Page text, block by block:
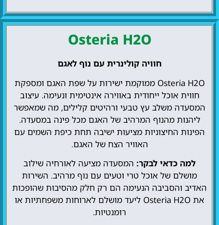
Osteria H2O
חוויה קולינרית עם נוף לאגם
Osteria H2O ממוקמת ישירות על שפת האגם ומספקת
חווית אוכל ייחודית באווירה אינטימית ונעימה. עיצוב
המסעדה משלב עץ טבעי ורהיטים קלילים, מה שמאפשר
ליהנות מהנוף המרהיב של האגם מכל פינה במסעדה.
הפינות החיצוניות מציעות ישיבה תחת כיפת השמים עם
האוויר הצח של האגם.
למה כדאי לבקר: המסעדה מציעה לאורחיה שילוב
מושלם של אוכל טרי וטעים עם נוף מרהיב. השירות
האדיב והסביבה הנעימה הם רק חלק מהסיבות שהופכות
את Osteria H2O ליעד מושלם לארוחות משפחתיות או
רומנטיות.